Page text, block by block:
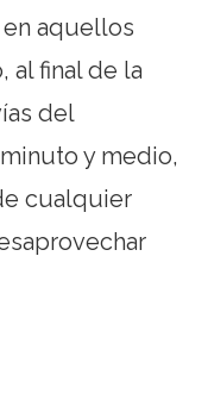
aquellos
al final de la
del
y medio,
cualquier